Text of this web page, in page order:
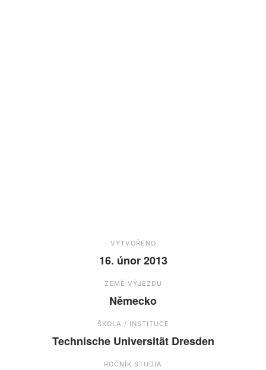
VYTVOŘENO
16. únor 2013
ZEMĚ VÝJEZDU
Německo
ŠKOLA / INSTITUCE
Technische Universität Dresden
ROČNÍK STUDIA